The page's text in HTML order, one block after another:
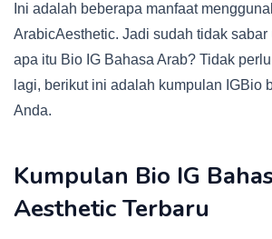
Ini adalah beberapa manfaat
ArabicAesthetic. Jadi sudah tidak sabar
apa itu Bio IG Bahasa Arab? Tidak
lagi, berikut ini adalah kumpulan IGBio
Anda.
Kumpulan Bio IG
Aesthetic Terbaru